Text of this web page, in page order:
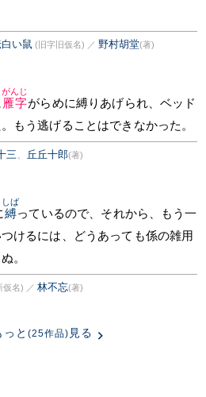
い鼠 (旧字旧仮名) ／ 野村胡堂(著)
雁字
がんじ
がらめに縛りあげられ、ベッド
もう逃げることはできなかった。
三、 丘丘十郎(著)
縛
しば
っているので、それから、もう一
けるには、どうあっても係の雑用
。
仮名) ／ 林不忘(著)
と (25作品) 見る